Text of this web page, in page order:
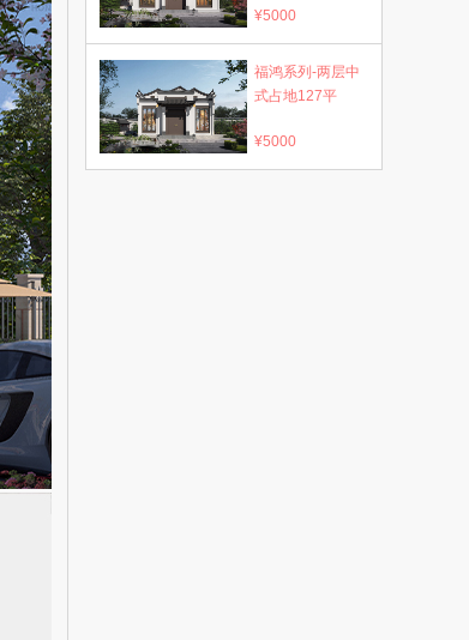
¥5000
福鸿系列-两层中
式占地127平
¥5000